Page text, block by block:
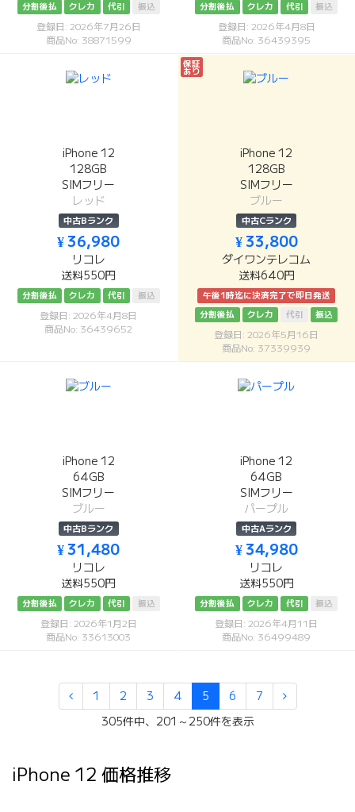
分割後払 クレカ 代引 振込
登録日: 2026年7月26日
商品No: 38871599
分割後払 クレカ 代引 振込
登録日: 2026年4月8日
商品No: 36439395
iPhone 12
128GB
SIMフリー
レッド
中古Bランク
¥ 36,980
リコレ
送料550円
分割後払 クレカ 代引 振込
登録日: 2026年4月8日
商品No: 36439652
保証
あり
iPhone 12
128GB
SIMフリー
ブルー
中古Cランク
¥ 33,800
ダイワンテレコム
送料640円
午後1時迄に決済完了で即日発送
分割後払
クレカ 代引 振込
登録日: 2026年5月16日
商品No: 37339939
iPhone 12
64GB
SIMフリー
ブルー
中古Bランク
¥ 31,480
リコレ
送料550円
分割後払 クレカ 代引 振込
登録日: 2026年1月2日
商品No: 33613003
iPhone 12
64GB
SIMフリー
パープル
中古Aランク
¥ 34,980
リコレ
送料550円
分割後払 クレカ 代引 振込
登録日: 2026年4月11日
商品No: 36499489
1 2 3 4 5 6
7
305件中、201～250件を表示
iPhone 12 価格推移